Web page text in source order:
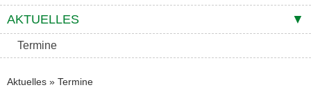
KONZEPT KONTAKTE
AKTUELLES
Termine
Aktuelles » Termine